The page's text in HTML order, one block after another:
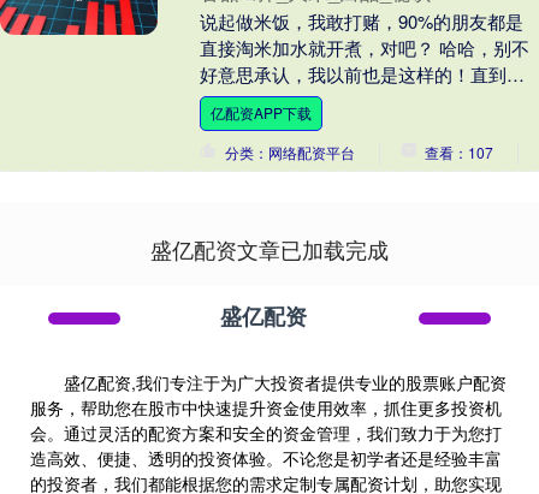
说起做米饭，我敢打赌，90%的朋友都是
直接淘米加水就开煮，对吧？ 哈哈，别不
好意思承认，我以前也是这样的！直到有
一次去朋友家吃饭，她做的米饭那叫一个
香啊，粒粒分....
亿配资APP下载
分类：网络配资平台
查看：107
盛亿配资文章已加载完成
盛亿配资
盛亿配资,我们专注于为广大投资者提供专业的股票账户配资
服务，帮助您在股市中快速提升资金使用效率，抓住更多投资机
会。通过灵活的配资方案和安全的资金管理，我们致力于为您打
造高效、便捷、透明的投资体验。不论您是初学者还是经验丰富
的投资者，我们都能根据您的需求定制专属配资计划，助您实现